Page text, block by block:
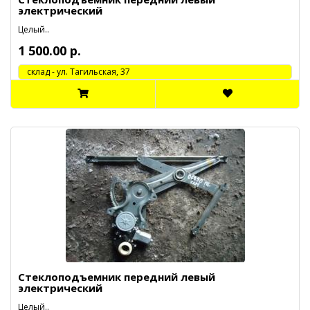
электрический
Целый..
1 500.00 р.
cклад - ул. Тагильская, 37
Стеклоподъемник передний левый
электрический
Целый..